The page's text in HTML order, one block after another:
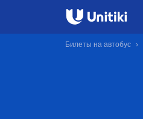
Билеты на автобус